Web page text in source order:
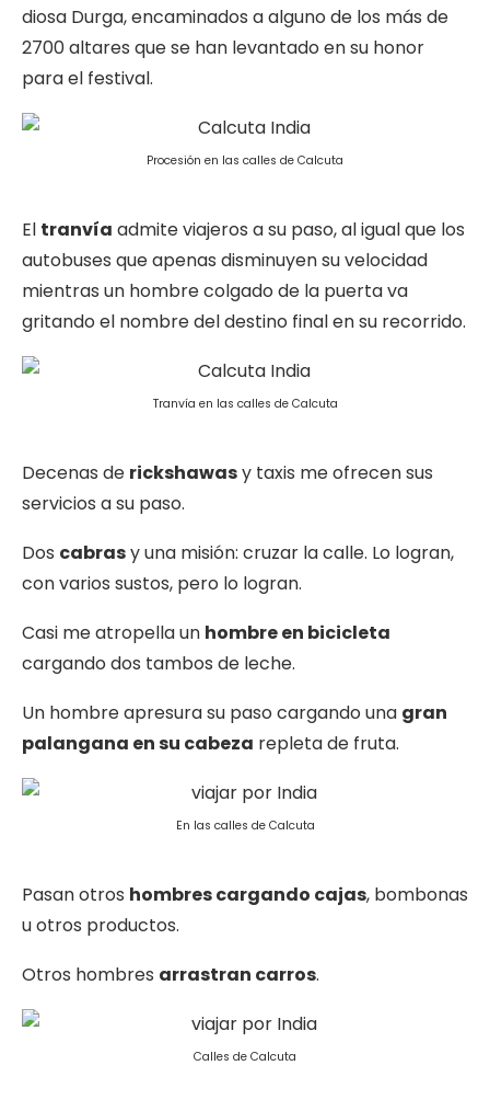
diosa Durga, encaminados a alguno de los más de
2700 altares que se han levantado en su honor
para el festival.
Procesión en las calles de Calcuta
El tranvía admite viajeros a su paso, al igual que los
autobuses que apenas disminuyen su velocidad
mientras un hombre colgado de la puerta va
gritando el nombre del destino final en su recorrido.
Tranvía en las calles de Calcuta
Decenas de rickshawasy taxis me ofrecen sus
servicios a su paso.
Dos cabrasy una misión: cruzar la calle. Lo logran,
con varios sustos, pero lo logran.
Casi me atropella un hombre en bicicleta
cargando dos tambos de leche.
Un hombre apresura su paso cargando una gran
palangana en su cabeza repleta de fruta.
En las calles de Calcuta
Pasan otros hombres cargando cajas, bombonas
u otros productos.
Otros hombres arrastran carros.
Calles de Calcuta